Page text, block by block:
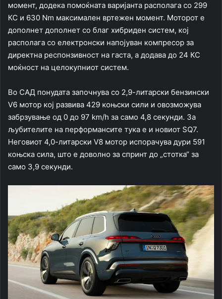
момент, додека помоќната варијанта располага со 299
КС и 630 Nm максимален вртежен момент. Моторот е
дополнет дополнет со благ хибриден систем, кој
располага со електронски напојуван компресор за
директна респонзивност на гаста, а додава до 24 КС
моќност на целокупниот систем.
Во САД понудата започнува со 2,9-литарски бензински
V6 мотор кој развива 429 коњски сили и овозможува
забрзување од 0 до 97 km/h за само 4,8 секунди. За
љубителите на перформансите тука е и новиот SQ7.
Неговиот 4,0-литарски V8 мотор испорачува дури 591
коњска сила, што е доволно за спринт до „стотка“ за
само 3,9 секунди.